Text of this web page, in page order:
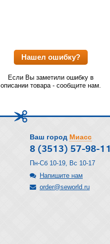
Нашел ошибку?
Если Вы заметили ошибку в
описании товара - сообщите нам.
Ваш город Миасс
8 (3513) 57-98-11
Пн-Сб 10-19, Вс 10-17
Напишите нам
order@seworld.ru